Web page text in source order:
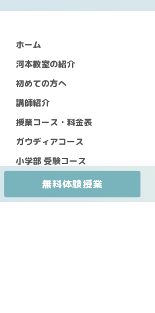
ホーム
河本教室の紹介
初めての方へ
講師紹介
授業コース・料金表
ガウディアコース
小学部 受験コース
（進学塾）
高等部・1対1個別指導部
無料体験授業